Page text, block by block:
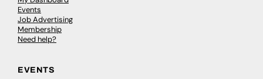
Events
Job Advertising
Membership
Need help?
EVENTS